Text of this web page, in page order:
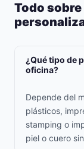
Todo
¿Qué tipo de
oficina?
Depende del
plásticos,
stamping o
piel o cuero